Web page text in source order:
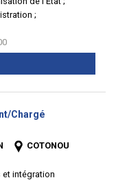
;
Chargé
COTONOU
intégration